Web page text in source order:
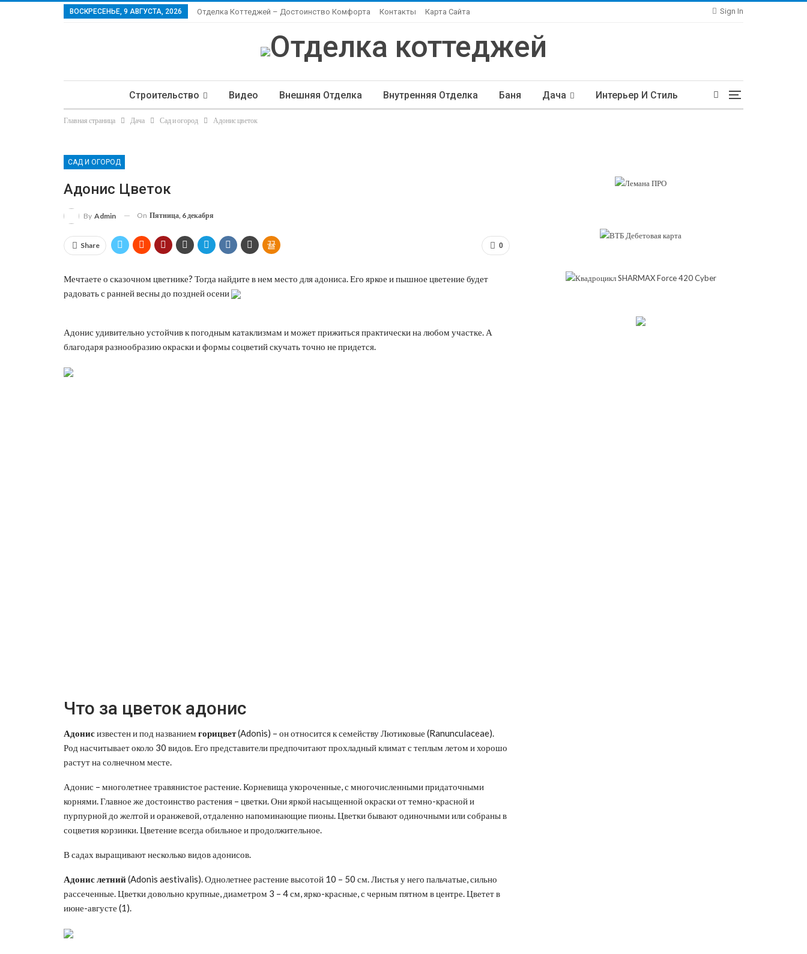
Sign In
ВОСКРЕСЕНЬЕ, 9 АВГУСТА, 2026 Отделка Коттеджей – Достоинство Комфорта Контакты Карта Сайта
Строительство Видео Внешняя Отделка Внутренняя Отделка Баня Дача Интерьер И Стиль
Ландшафтный Дизайн
Главная страница Дача Сад и огород Адонис цветок
САД И ОГОРОД
Адонис Цветок
By Admin On Пятница, 6 декабря
0
Share
Мечтаете о сказочном цветнике? Тогда найдите в нем место для адониса. Его яркое и пышное цветение будет
радовать с ранней весны до поздней осени
Адонис удивительно устойчив к погодным катаклизмам и может прижиться практически на любом участке. А
благодаря разнообразию окраски и формы соцветий скучать точно не придется.
Что за цветок адонис
Адонисизвестен и под названием горицвет(Adonis) – он относится к семейству Лютиковые (Ranunculaceae).
Род насчитывает около 30 видов. Его представители предпочитают прохладный климат с теплым летом и хорошо
растут на солнечном месте.
Адонис – многолетнее травянистое растение. Корневища укороченные, с многочисленными придаточными
корнями. Главное же достоинство растения – цветки. Они яркой насыщенной окраски от темно-красной и
пурпурной до желтой и оранжевой, отдаленно напоминающие пионы. Цветки бывают одиночными или собраны в
соцветия корзинки. Цветение всегда обильное и продолжительное.
В садах выращивают несколько видов адонисов.
Адонис летний(Adonis aestivalis). Однолетнее растение высотой 10 – 50 см. Листья у него пальчатые, сильно
рассеченные. Цветки довольно крупные, диаметром 3 – 4 см, ярко-красные, с черным пятном в центре. Цветет в
июне-августе (1).